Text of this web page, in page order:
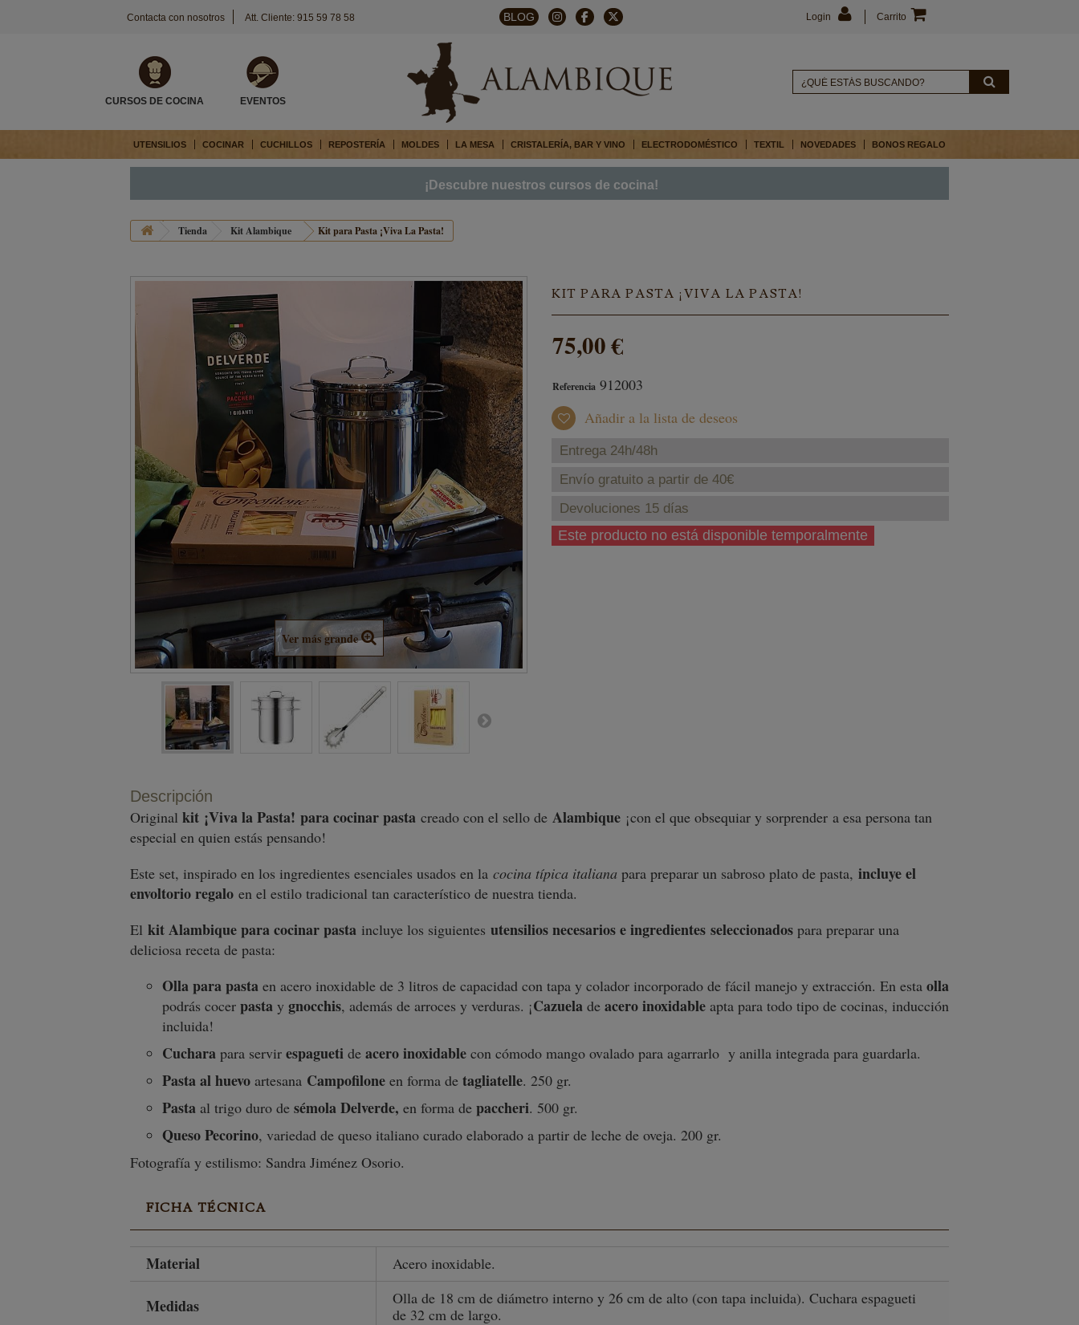
Contacta con nosotros Att. Cliente: 915 59 78 58 BLOG Carrito
Login
CURSOS DE COCINA EVENTOS
UTENSILIOS COCINAR CUCHILLOS REPOSTERÍA MOLDES LA MESA CRISTALERÍA, BAR Y VINO ELECTRODOMÉSTICO TEXTIL NOVEDADES BONOS REGALO
¡Descubre nuestros cursos de cocina!
Tienda Kit Alambique Kit para Pasta ¡Viva La Pasta!
Ver más grande
KIT PARA PASTA ¡VIVA LA PASTA!
75,00 €
Referencia 912003
Añadir a la lista de deseos
Entrega 24h/48h
Envío gratuito a partir de 40€
Devoluciones 15 días
Este producto no está disponible temporalmente
Descripción
Original kit ¡Viva la Pasta! para cocinar pasta creado con el sello de Alambique ¡con el que obsequiar y sorprender a esa persona tan
especial en quien estás pensando!
Este set, inspirado en los ingredientes esenciales usados en la cocina típica italiana para preparar un sabroso plato de pasta, incluye el
envoltorio regalo en el estilo tradicional tan característico de nuestra tienda.
El kit Alambique para cocinar pasta incluye los siguientes utensilios necesarios e ingredientes seleccionados para preparar una
deliciosa receta de pasta:
Olla para pasta en acero inoxidable de 3 litros de capacidad con tapa y colador incorporado de fácil manejo y extracción. En esta olla
podrás cocer pasta y gnocchis, además de arroces y verduras. ¡Cazuela de acero inoxidable apta para todo tipo de cocinas, inducción
incluida!
Cuchara para servir espagueti de acero inoxidable con cómodo mango ovalado para agarrarlo y anilla integrada para guardarla.
Pasta al huevo artesana Campofilone en forma de tagliatelle. 250 gr.
Pasta al trigo duro de sémolaDelverde, en forma de paccheri. 500 gr.
Queso Pecorino, variedad de queso italiano curado elaborado a partir de leche de oveja. 200 gr.
Fotografía y estilismo: Sandra Jiménez Osorio.
FICHA TÉCNICA
Material Acero inoxidable.
Medidas
Olla de 18 cm de diámetro interno y 26 cm de alto (con tapa incluida). Cuchara espagueti
de 32 cm de largo.